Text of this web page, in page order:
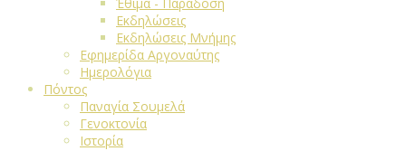
Εκδηλώσεις
Εκδηλώσεις Μνήμης
Εφημερίδα Αργοναύτης
Ημερολόγια
Πόντος
Παναγία Σουμελά
Γενοκτονία
Ιστορία